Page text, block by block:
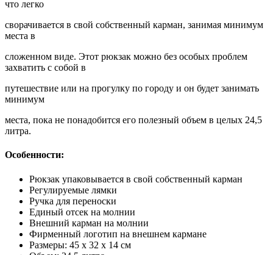
что легко
сворачивается в свой собственный карман, занимая минимум
места в
сложенном виде. Этот рюкзак можно без особых проблем
захватить с собой в
путешествие или на прогулку по городу и он будет занимать
минимум
места, пока не понадобится его полезный объем в целых 24,5
литра.
Особенности:
Рюкзак упаковывается в свой собственный карман
Регулируемые лямки
Ручка для переноски
Единый отсек на молнии
Внешний карман на молнии
Фирменный логотип на внешнем кармане
Размеры: 45 х 32 х 14 см